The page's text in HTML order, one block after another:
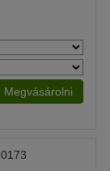
Megvásárolni